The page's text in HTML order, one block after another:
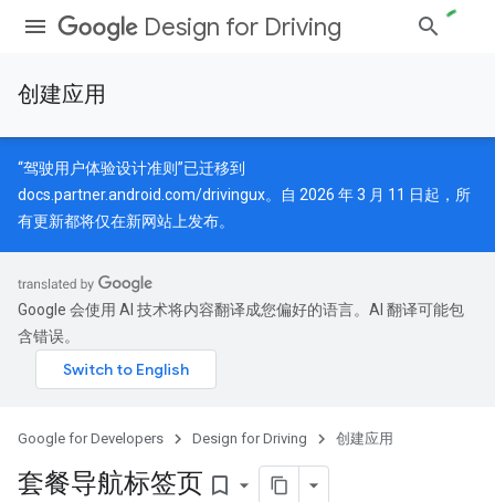
Design for Driving
创建应用
“驾驶用户体验设计准则”已迁移到
docs.partner.android.com/drivingux。自 2026 年 3 月 11 日起，所
有更新都将仅在新网站上发布。
Google 会使用 AI 技术将内容翻译成您偏好的语言。AI 翻译可能包
含错误。
Google for Developers Design for Driving 创建应用
套餐导航标签页 bookmark_border